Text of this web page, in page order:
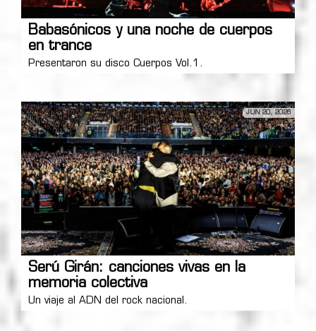
Babasónicos y una noche de cuerpos
en trance
Presentaron su disco Cuerpos Vol.1.
JUN 20, 2026
Serú Girán: canciones vivas en la
memoria colectiva
Un viaje al ADN del rock nacional.